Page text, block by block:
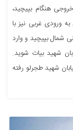
هنگام بپیچید،
ورودی غربی نیز با
شمال بپیچید و وارد
شهید بیات شوید.
شهید طجرلو رفته